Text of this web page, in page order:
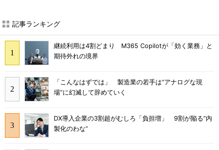
記事ランキング
継続利用は4割どまり M365 Copilotが「効く業務」と
期待外れの境界
「こんなはずでは」 製造業の若手は“アナログな現
場”に幻滅して辞めていく
DX導入企業の3割超がむしろ「負担増」 9割が陥る“内
製化のわな”